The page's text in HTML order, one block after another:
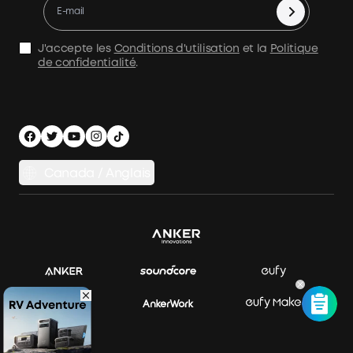
Accessoires
Alimentation de secours à domicile
Stockage d'énergie domestique
Déclaration de l'AMS
Politique d'expédition
politique de confidentialité
J'accepte les Conditions d'utilisation et la Politique
de confidentialité.